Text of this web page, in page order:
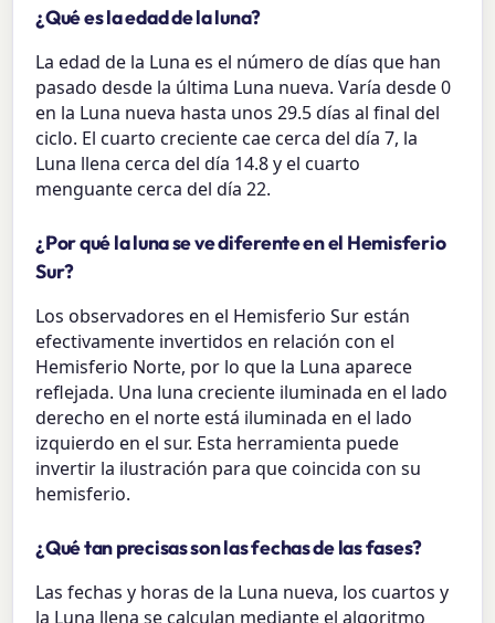
¿Qué es la edad de la luna?
La edad de la Luna es el número de días que han
pasado desde la última Luna nueva. Varía desde 0
en la Luna nueva hasta unos 29.5 días al final del
ciclo. El cuarto creciente cae cerca del día 7, la
Luna llena cerca del día 14.8 y el cuarto
menguante cerca del día 22.
¿Por qué la luna se ve diferente en el Hemisferio
Sur?
Los observadores en el Hemisferio Sur están
efectivamente invertidos en relación con el
Hemisferio Norte, por lo que la Luna aparece
reflejada. Una luna creciente iluminada en el lado
derecho en el norte está iluminada en el lado
izquierdo en el sur. Esta herramienta puede
invertir la ilustración para que coincida con su
hemisferio.
¿Qué tan precisas son las fechas de las fases?
Las fechas y horas de la Luna nueva, los cuartos y
la Luna llena se calculan mediante el algoritmo